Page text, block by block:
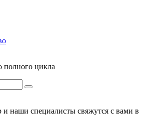
полного цикла
и наши специалисты свяжутся с вами в